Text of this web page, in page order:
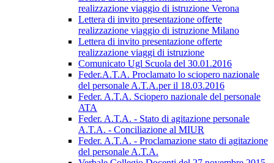
realizzazione viaggio di istruzione Verona
Lettera di invito presentazione offerte
realizzazione viaggio di istruzione Milano
Lettera di invito presentazione offerte
realizzazione viaggi di istruzione
Comunicato Ugl Scuola del 30.01.2016
Feder.A.T.A. Proclamato lo sciopero nazionale
del personale A.T.A.per il 18.03.2016
Feder. A.T.A. Sciopero nazionale del personale
ATA
Feder. A.T.A. - Stato di agitazione personale
A.T.A. - Conciliazione al MIUR
Feder. A.T.A. - Proclamazione stato di agitazione
del personale A.T.A.